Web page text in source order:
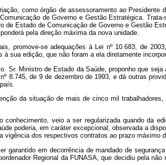
como órgão de assessoramento ao
de Governo e Gestão Estratégica.
de Estado de Comunicação de Governo e Gestão
pela direção máxima da nova unidade.
promove-se adequações à Lei nº 10.683, de
sua edição, que não foram a ela diretamente
Sr. Ministro de Estado da Saúde, proponho que
8.745, de 9 de dezembro de 1993, e dá outras
da situação de mais de cinco mil
conhecimento, veio a ser regularizada quando da
poderia, em caráter excepcional, observada a
vigência dos respectivos contratos ao prazo máximo
garantido em decorrência de mandado de
Regional da FUNASA, que decidiu pela